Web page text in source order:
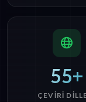
55+
ÇEVIRI